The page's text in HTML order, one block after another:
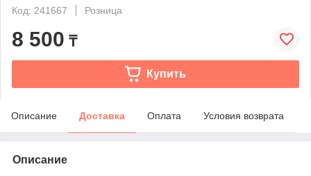
Код: 241667
Розница
8 500 ₸
Купить
Описание Доставка Оплата Условия возврата
Описание